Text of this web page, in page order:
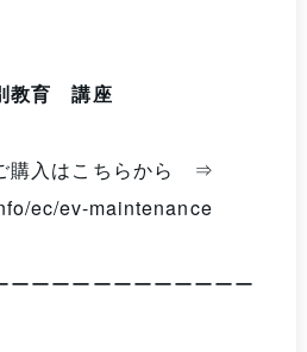
教育 講座
購入はこちらから ⇒
ec/ev-maintenance
ーーーーーーーーーーーー